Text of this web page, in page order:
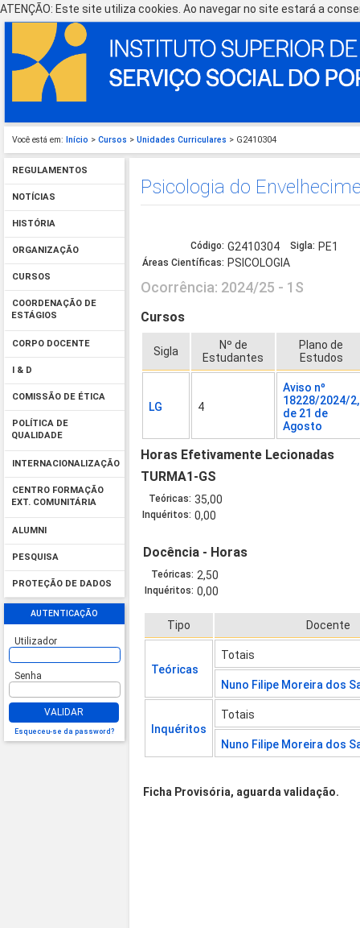
ATENÇÃO: Este site utiliza cookies. Ao navegar no site estará a
Você está em: Início > Cursos > Unidades Curriculares > G2410304
REGULAMENTOS
NOTÍCIAS
HISTÓRIA
ORGANIZAÇÃO
CURSOS
COORDENAÇÃO DE
ESTÁGIOS
CORPO DOCENTE
I & D
COMISSÃO DE ÉTICA
POLÍTICA DE
QUALIDADE
INTERNACIONALIZAÇÃO
CENTRO FORMAÇÃO
EXT. COMUNITÁRIA
ALUMNI
PESQUISA
PROTEÇÃO DE DADOS
AUTENTICAÇÃO
Utilizador
Senha
VALIDAR
Esqueceu-se da password?
Psicologia do
Código: G2410304 Sigla: PE1
Áreas Científicas: PSICOLOGIA
Ocorrência: 2024/25 - 1S
Cursos
Sigla
Nº de
Estudantes
Plano de
Estudos
LG 4
Aviso nº
18228/2024/2,
de 21 de
Agosto
Horas Efetivamente Lecionadas
TURMA1-GS
Teóricas: 35,00
Inquéritos: 0,00
Docência - Horas
Teóricas: 2,50
Inquéritos: 0,00
Tipo Docente
Teóricas
Totais
Nuno Filipe Moreira dos
Inquéritos
Totais
Nuno Filipe Moreira dos
Ficha Provisória, aguarda validação.